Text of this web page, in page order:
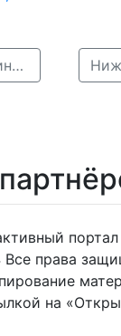
← Крупнейший инклюзивный фестиваль «Пари на равных» пройдёт в Нижнем Новгороде
права
на